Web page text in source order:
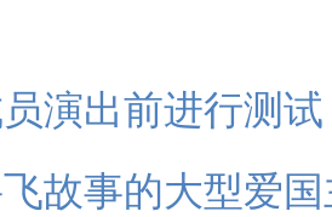
演出前进行测试
故事的大型爱